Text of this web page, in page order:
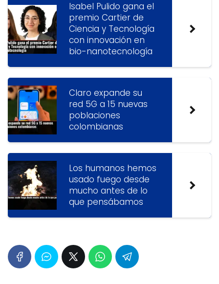
Isabel Pulido gana el
premio Cartier de
Ciencia y Tecnología
con innovación en
bio-nanotecnología
Claro expande su
red 5G a 15 nuevas
poblaciones
colombianas
Los humanos hemos
usado fuego desde
mucho antes de lo
que pensábamos